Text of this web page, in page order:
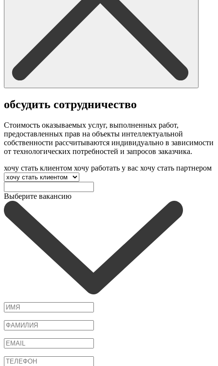
обсудить сотрудничество
Стоимость оказываемых услуг, выполненных работ,
предоставленных прав на объекты интеллектуальной
собственности рассчитываются индивидуально в зависимости
от технологических потребностей и запросов заказчика.
хочу стать клиентом хочу работать у вас хочу стать партнером
Выберите вакансию